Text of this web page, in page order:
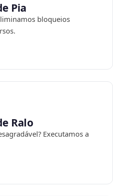
Pia
bloqueios
Ralo
Executamos a